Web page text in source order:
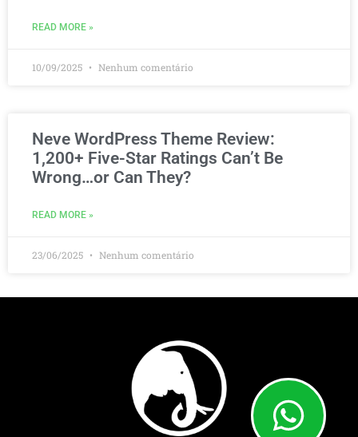
READ MORE »
10/09/2025 Nenhum comentário
Neve WordPress Theme Review:
1,200+ Five-Star Ratings Can’t Be
Wrong…or Can They?
READ MORE »
23/06/2025 Nenhum comentário